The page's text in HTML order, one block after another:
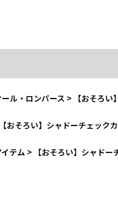
ル・ロンパース > 【おそろ
【おそろい】シャドーチェック
テム > 【おそろい】シャド